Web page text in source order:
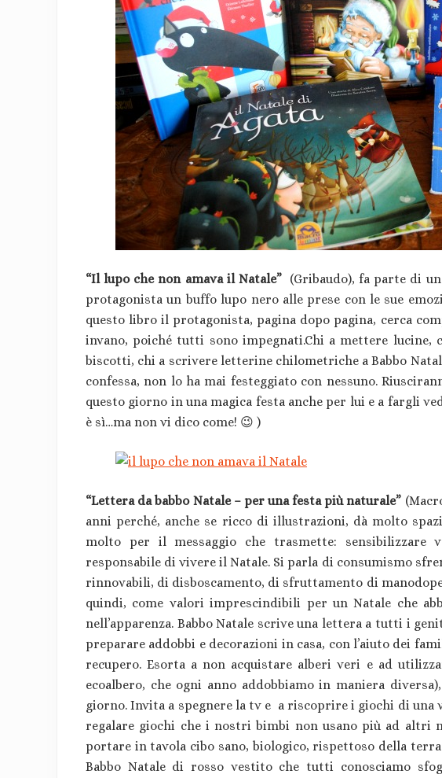
“Il lupo che non amava il Natale” (Gribaudo), fa parte di
protagonista un buffo lupo nero alle prese con le sue
questo libro il protagonista, pagina dopo pagina, cerca
invano, poiché tutti sono impegnati.Chi a mettere lucine,
biscotti, chi a scrivere letterine chilometriche a Babbo
confessa, non lo ha mai festeggiato con nessuno.
questo giorno in una magica festa anche per lui e a fargli
è sì…ma non vi dico come! 😉 )
“Lettera da babbo Natale – per una festa più naturale”
anni perché, anche se ricco di illustrazioni, dà molto
molto per il messaggio che trasmette: sensibilizzare
responsabile di vivere il Natale. Si parla di consumismo
rinnovabili, di disboscamento, di sfruttamento di
quindi, come valori imprescindibili per un Natale che
nell’apparenza. Babbo Natale scrive una lettera a tutti i
preparare addobbi e decorazioni in casa, con l’aiuto dei
recupero. Esorta a non acquistare alberi veri e ad
ecoalbero, che ogni anno addobbiamo in maniera
giorno. Invita a spegnere la tv e a riscoprire i giochi di una
regalare giochi che i nostri bimbi non usano più ad altri
portare in tavola cibo sano, biologico, rispettoso della
Babbo Natale di rosso vestito che tutti conosciamo